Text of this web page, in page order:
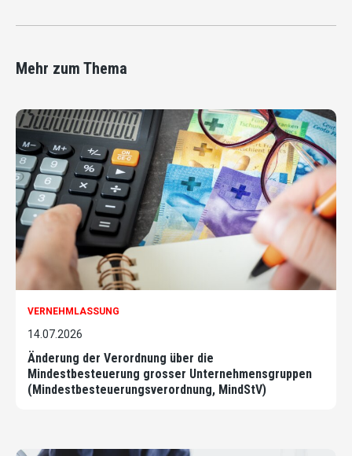
Mehr zum Thema
VERNEHMLASSUNG
14.07.2026
Änderung der Verordnung über die
Mindestbesteuerung grosser Unternehmensgruppen
(Mindestbesteuerungsverordnung, MindStV)